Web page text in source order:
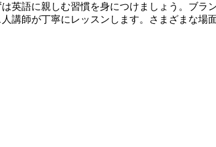
英語に親しむ習慣を身につけましょう。ブラ
講師が丁寧にレッスンします。さまざまな場